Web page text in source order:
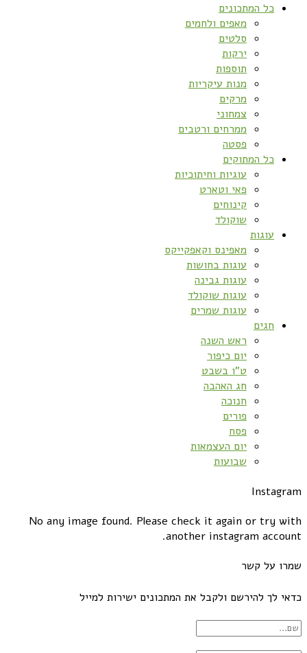
כל המתכונים
מאפים ולחמים
סלטים
ירקות
תוספות
מנות עיקריות
מרקים
צמחוני
ממרחים ורטבים
פסטה
כל המתוקים
עוגיות וחיתוכיות
פאי וטארט
קינוחים
שוקולד
עוגות
מאפינס וקאפקייקס
עוגות בחושות
עוגות גבינה
עוגות שוקולד
עוגות שמרים
חגים
ראש השנה
יום כיפור
ט”ו בשבט
חג האהבה
חנוכה
פורים
פסח
יום העצמאות
שבועות
Instagram
No any image found. Please check it again or try with
another instagram account.
שמרו על קשר
כדאי לך להירשם ולקבל את המתכונים ישירות למייל